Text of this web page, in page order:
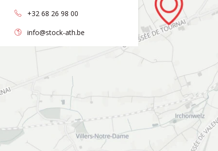
+32 68 26 98 00
info@stock-ath.be